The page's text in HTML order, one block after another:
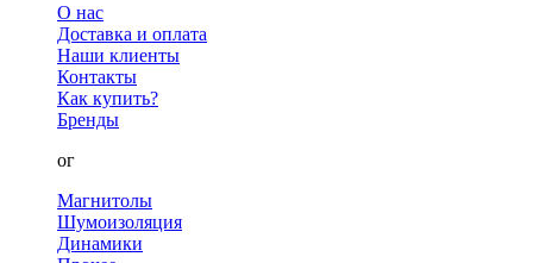
О нас
Доставка и оплата
Наши клиенты
Контакты
Как купить?
Бренды
Каталог
Магнитолы
Шумоизоляция
Динамики